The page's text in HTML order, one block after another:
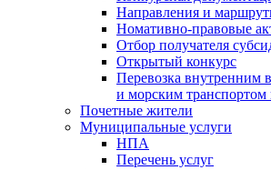
Направления и
Номативно-правовые
Отбор получателя
Открытый конкурс
Перевозка внутренним
и морским транспортом
Почетные жители
Муниципальные услуги
НПА
Перечень услуг